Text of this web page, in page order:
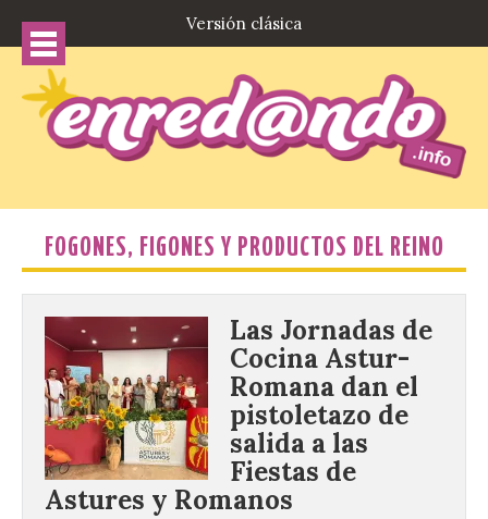
Versión clásica
FOGONES, FIGONES Y PRODUCTOS DEL REINO
Las Jornadas de
Cocina Astur-
Romana dan el
pistoletazo de
salida a las
Fiestas de
Astures y Romanos